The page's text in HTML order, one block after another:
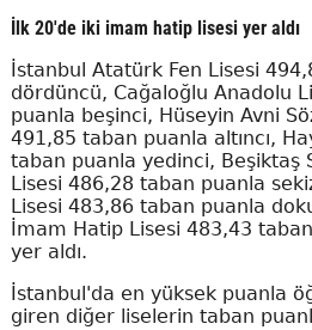
İlk 20'de iki imam hatip lisesi yer aldı
İstanbul Atatürk Fen Lisesi
dördüncü, Cağaloğlu Anadolu
puanla beşinci, Hüseyin Avni
491,85 taban puanla altıncı,
taban puanla yedinci, Beşiktaş
Lisesi 486,28 taban puanla
Lisesi 483,86 taban puanla
İmam Hatip Lisesi 483,43
yer aldı.
İstanbul'da en yüksek puanla
giren diğer liselerin taban